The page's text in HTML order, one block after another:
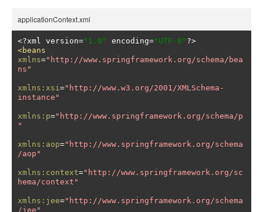
applicationContext.xml
<?xml version="1.0" encoding="UTF-8" ?>
<beans
xmlns="http://www.springframework.org/schema/bea
ns"
xmlns:xsi ="http://www.w3.org/2001/XMLSchema-
instance"
xmlns:p="http://www.springframework.org/schema/p
"
xmlns:aop="http://www.springframework.org/schema
/aop"
xmlns:context="http://www.springframework.org/sc
hema/context"
xmlns:jee="http://www.springframework.org/schema
/jee"